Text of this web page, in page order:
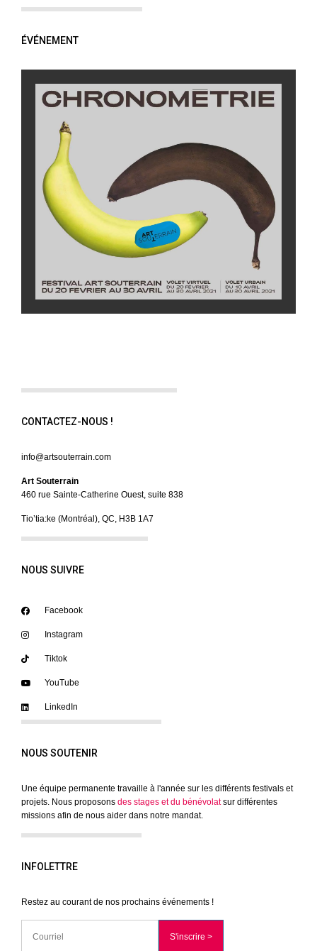
ÉVÉNEMENT
CONTACTEZ-NOUS !
info@artsouterrain.com
Art Souterrain
460 rue Sainte-Catherine Ouest, suite 838
Tio’tia:ke (Montréal), QC, H3B 1A7
NOUS SUIVRE
Facebook
Instagram
Tiktok
YouTube
LinkedIn
NOUS SOUTENIR
Une équipe permanente travaille à l'année sur les différents festivals et
projets. Nous proposons des stages et du bénévolatsur différentes
missions afin de nous aider dans notre mandat.
INFOLETTRE
Restez au courant de nos prochains événements !